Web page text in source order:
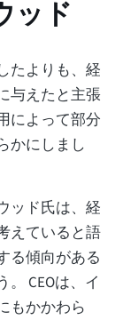
ッド
たよりも、経
与えたと主張
によって部分
かにしまし
ッド氏は、経
えていると語
る傾向がある
CEOは、イ
もかかわら